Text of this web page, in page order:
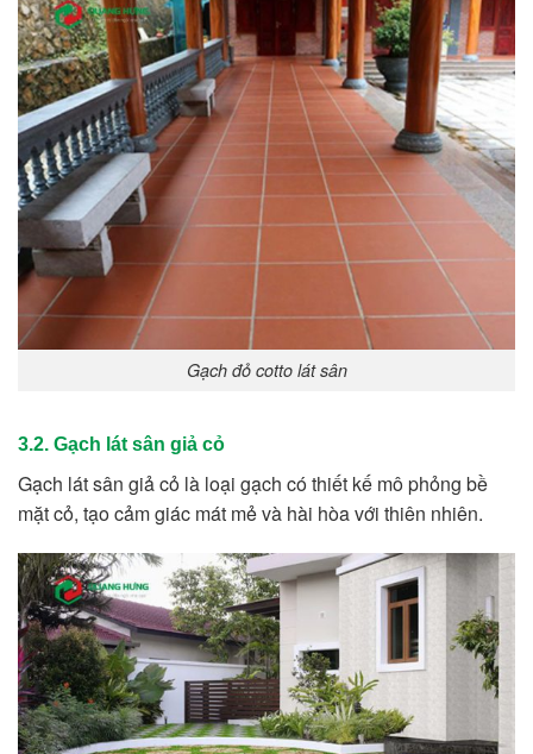
Gạch đỏ cotto lát sân
3.2. Gạch lát sân giả cỏ
Gạch lát sân giả cỏ là loại gạch có thiết kế mô phỏng bề
mặt cỏ, tạo cảm giác mát mẻ và hài hòa với thiên nhiên.